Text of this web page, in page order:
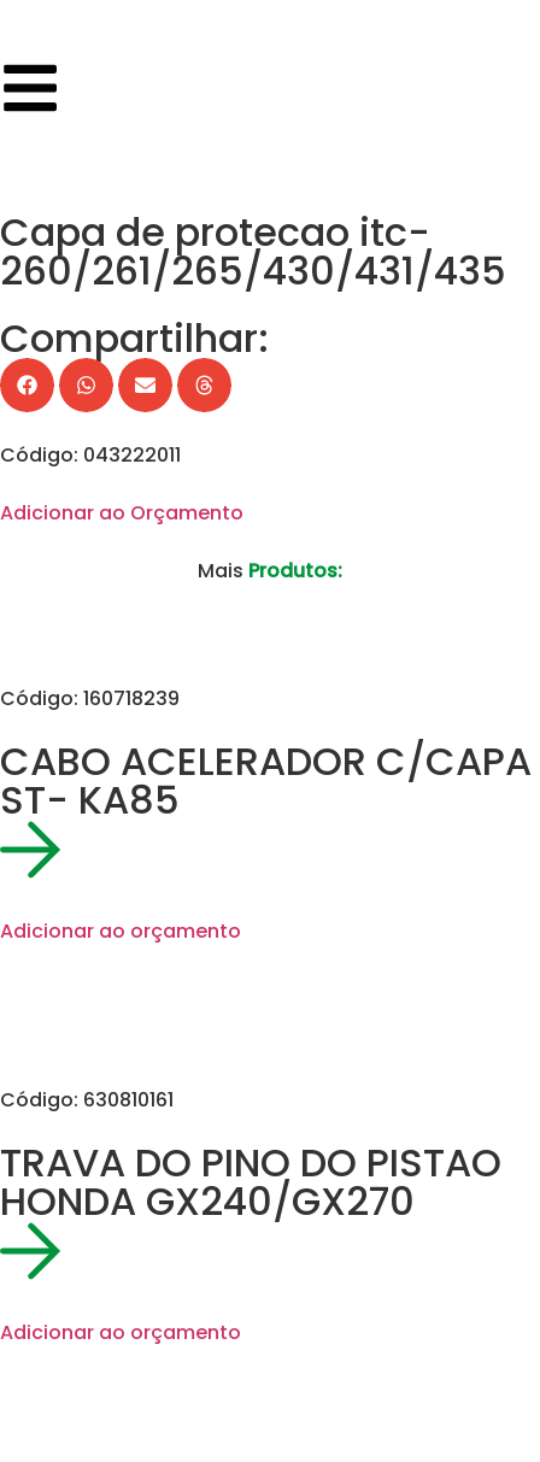
Capa de protecao itc-
260/261/265/430/431/435
Compartilhar:
Código: 043222011
Adicionar ao Orçamento
Mais Produtos:
Código: 160718239
CABO ACELERADOR C/CAPA
ST- KA85
Adicionar ao orçamento
Código: 630810161
TRAVA DO PINO DO PISTAO
HONDA GX240/GX270
Adicionar ao orçamento